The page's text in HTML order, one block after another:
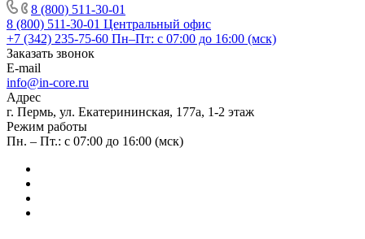
8 (800) 511-30-01
8 (800) 511-30-01 Центральный офис
+7 (342) 235-75-60 Пн–Пт: с 07:00 до 16:00 (мск)
Заказать звонок
E-mail
info@in-core.ru
Адрес
г. Пермь, ул. ​Екатерининская, 177а, ​1-2 этаж
Режим работы
Пн. – Пт.: с 07:00 до 16:00 (мск)